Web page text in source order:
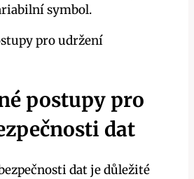
symbol.
postupy pro
dat
dat je důležité